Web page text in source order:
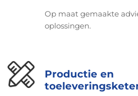
Op maat gemaakte
oplossingen.
Productie en